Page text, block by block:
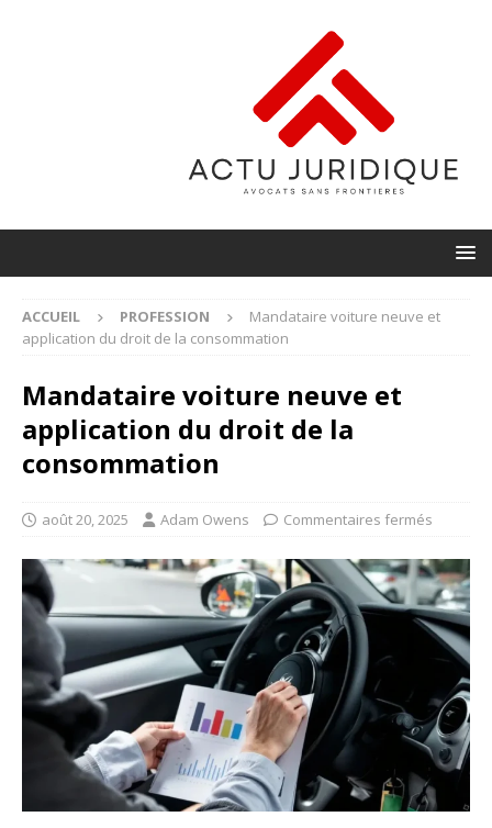
ACCUEIL PROFESSION
Mandataire voiture neuve et
application du droit de la consommation
Mandataire voiture neuve et
application du droit de la
consommation
août 20, 2025 Adam Owens Commentaires fermés